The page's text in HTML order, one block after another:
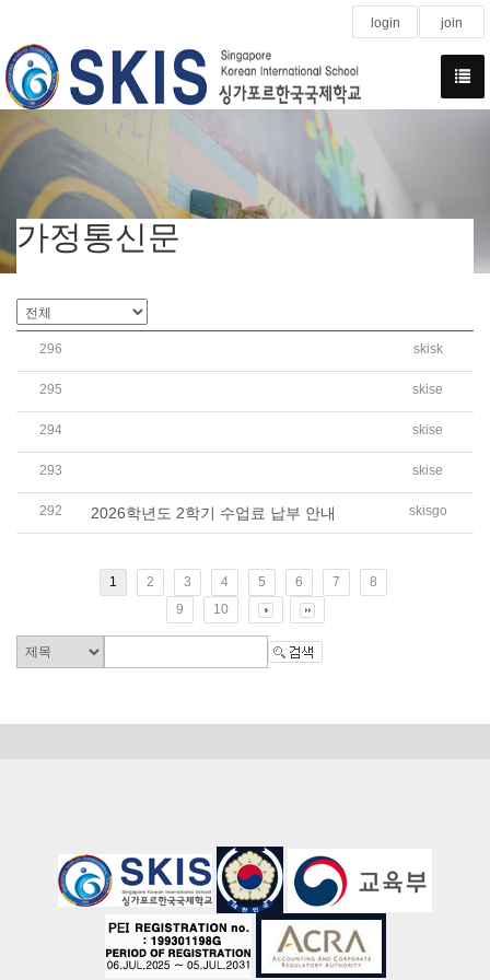
login join
가정통신문
296 skisk
295 2026학년도 초등 여름방학 방과후학교(CCA) 수강신청 안
skise
294 skise
293 2026학년도 여름방학 SKIS 오케스트라 캠프 신청 안내
skise
292 2026학년도 2학기 수업료 납부 안내 skisgo
1 2 3 4 5 6 7
8
9
10